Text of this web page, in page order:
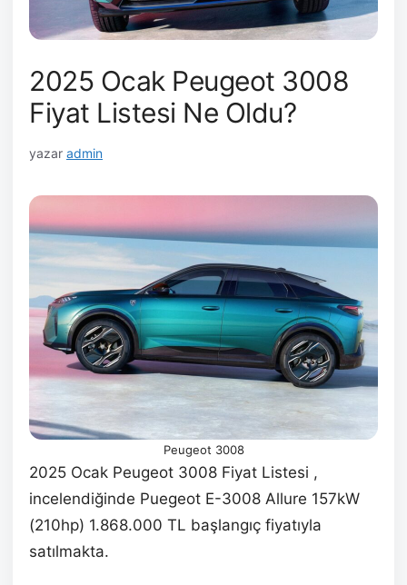
2025 Ocak Peugeot 3008
Fiyat Listesi Ne Oldu?
yazar admin
Peugeot 3008
2025 Ocak Peugeot 3008 Fiyat Listesi ,
incelendiğinde Puegeot E-3008 Allure 157kW
(210hp) 1.868.000 TL başlangıç fiyatıyla
satılmakta.